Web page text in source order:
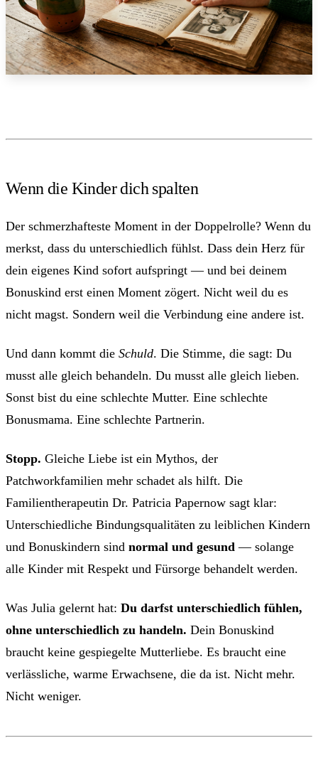
Wenn die Kinder dich spalten
Der schmerzhafteste Moment in der Doppelrolle? Wenn du
merkst, dass du unterschiedlich fühlst. Dass dein Herz für
dein eigenes Kind sofort aufspringt — und bei deinem
Bonuskind erst einen Moment zögert. Nicht weil du es
nicht magst. Sondern weil die Verbindung eine andere ist.
Und dann kommt die Schuld. Die Stimme, die sagt: Du
musst alle gleich behandeln. Du musst alle gleich lieben.
Sonst bist du eine schlechte Mutter. Eine schlechte
Bonusmama. Eine schlechte Partnerin.
Stopp. Gleiche Liebe ist ein Mythos, der
Patchworkfamilien mehr schadet als hilft. Die
Familientherapeutin Dr. Patricia Papernow sagt klar:
Unterschiedliche Bindungsqualitäten zu leiblichen Kindern
und Bonuskindern sind normal und gesund — solange
alle Kinder mit Respekt und Fürsorge behandelt werden.
Was Julia gelernt hat: Du darfst unterschiedlich fühlen,
ohne unterschiedlich zu handeln. Dein Bonuskind
braucht keine gespiegelte Mutterliebe. Es braucht eine
verlässliche, warme Erwachsene, die da ist. Nicht mehr.
Nicht weniger.